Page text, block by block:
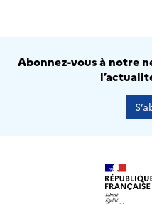
Abonnez-vous à notre